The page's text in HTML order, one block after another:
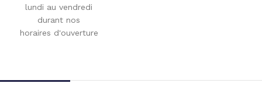
lundi au vendredi
durant nos
horaires d'ouverture